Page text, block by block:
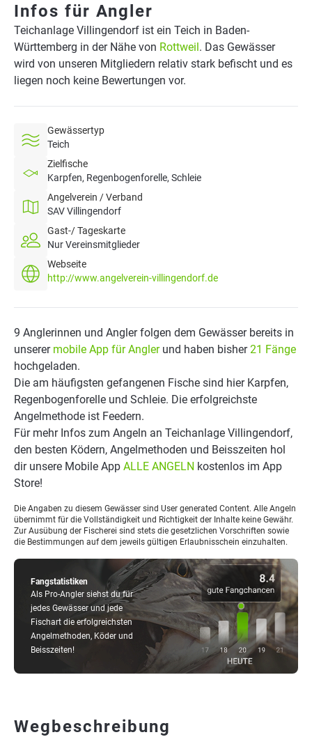
Infos für Angler
Teichanlage Villingendorf ist ein Teich in Baden-
Württemberg in der Nähe von Rottweil. Das Gewässer
wird von unseren Mitgliedern relativ stark befischt und es
liegen noch keine Bewertungen vor.
Gewässertyp
Teich
Zielfische
Karpfen, Regenbogenforelle, Schleie
Angelverein / Verband
SAV Villingendorf
Gast-/ Tageskarte
Nur Vereinsmitglieder
Webseite
http://www.angelverein-villingendorf.de
Fangstatistiken
Als Pro-Angler siehst du für
jedes Gewässer und jede
Fischart die erfolgreichsten
Angelmethoden, Köder und
Beisszeiten!
9 Anglerinnen und Angler folgen dem Gewässer bereits in
unserer mobile App für Anglerund haben bisher21 Fänge
hochgeladen.
Die am häufigsten gefangenen Fische sind hier Karpfen,
Regenbogenforelle und Schleie. Die erfolgreichste
Angelmethode ist Feedern.
Für mehr Infos zum Angeln an Teichanlage Villingendorf,
den besten Ködern, Angelmethoden und Beisszeiten hol
dir unsere Mobile App ALLE ANGELN kostenlos im App
Store!
Die Angaben zu diesem Gewässer sind User generated Content. Alle Angeln
übernimmt für die Vollständigkeit und Richtigkeit der Inhalte keine Gewähr.
Zur Ausübung der Fischerei sind stets die gesetzlichen Vorschriften sowie
die Bestimmungen auf dem jeweils gültigen Erlaubnisschein einzuhalten.
Wegbeschreibung